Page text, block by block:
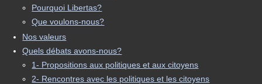
Pourquoi Libertas?
Que voulons-nous?
Nos valeurs
Quels débats avons-nous?
1- Propositions aux politiques et aux citoyens
2- Rencontres avec les politiques et les citoyens